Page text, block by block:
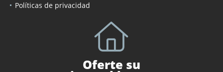
Políticas de privacidad
Oferte su